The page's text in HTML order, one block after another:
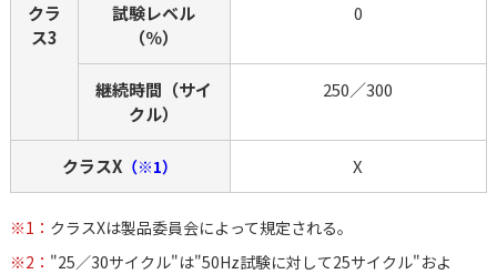
クラ
ス3
試験レベル
（％）
0
継続時間（サイ
クル）
250／300
クラスX （※1） X
※1： クラスXは製品委員会によって規定される。
※2： "25／30サイクル"は"50Hz試験に対して25サイクル"およ